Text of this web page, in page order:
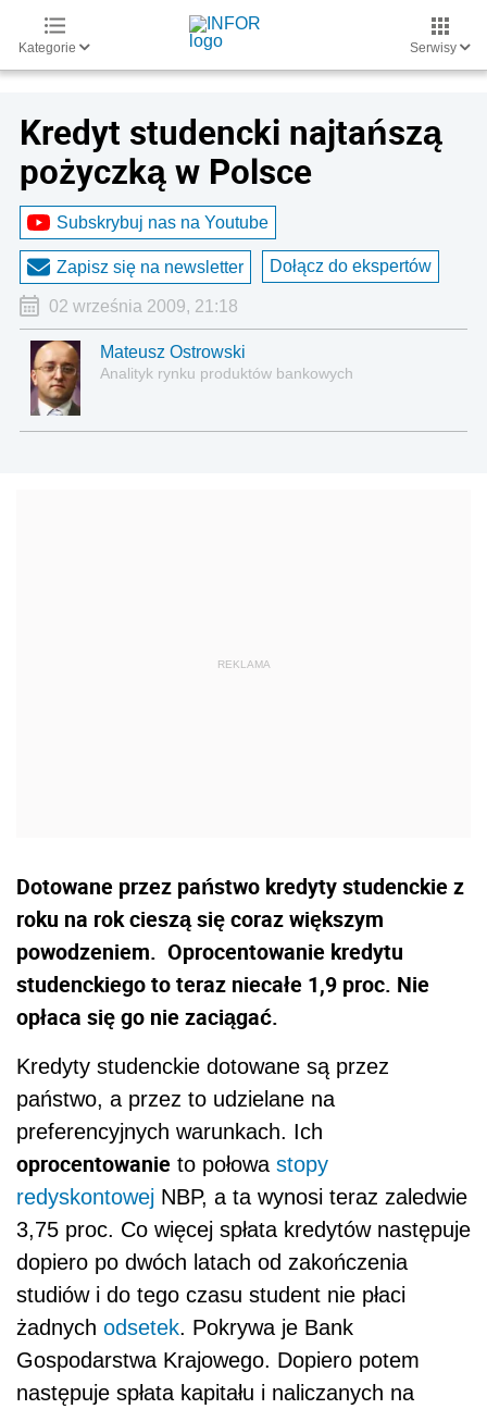
Kategorie Serwisy
Kredyt studencki najtańszą
pożyczką w Polsce
Subskrybuj nas na Youtube
Zapisz się na newsletter Dołącz do ekspertów
02 września 2009, 21:18
Mateusz Ostrowski
Analityk rynku produktów bankowych
Dotowane przez państwo kredyty studenckie z
roku na rok cieszą się coraz większym
powodzeniem. Oprocentowanie kredytu
studenckiego to teraz niecałe 1,9 proc. Nie
opłaca się go nie zaciągać.
Kredyty studenckie dotowane są przez
państwo, a przez to udzielane na
preferencyjnych warunkach. Ich
oprocentowanie to połowa stopy
redyskontowej NBP, a ta wynosi teraz zaledwie
3,75 proc. Co więcej spłata kredytów następuje
dopiero po dwóch latach od zakończenia
studiów i do tego czasu student nie płaci
żadnych odsetek. Pokrywa je Bank
Gospodarstwa Krajowego. Dopiero potem
następuje spłata kapitału i naliczanych na